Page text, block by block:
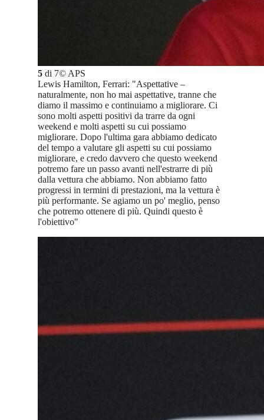
5 di 7© APS
Lewis Hamilton, Ferrari: "Aspettative –
naturalmente, non ho mai aspettative, tranne che
diamo il massimo e continuiamo a migliorare. Ci
sono molti aspetti positivi da trarre da ogni
weekend e molti aspetti su cui possiamo
migliorare. Dopo l'ultima gara abbiamo dedicato
del tempo a valutare gli aspetti su cui possiamo
migliorare, e credo davvero che questo weekend
potremo fare un passo avanti nell'estrarre di più
dalla vettura che abbiamo. Non abbiamo fatto
progressi in termini di prestazioni, ma la vettura è
più performante. Se agiamo un po' meglio, penso
che potremo ottenere di più. Quindi questo è
l'obiettivo"